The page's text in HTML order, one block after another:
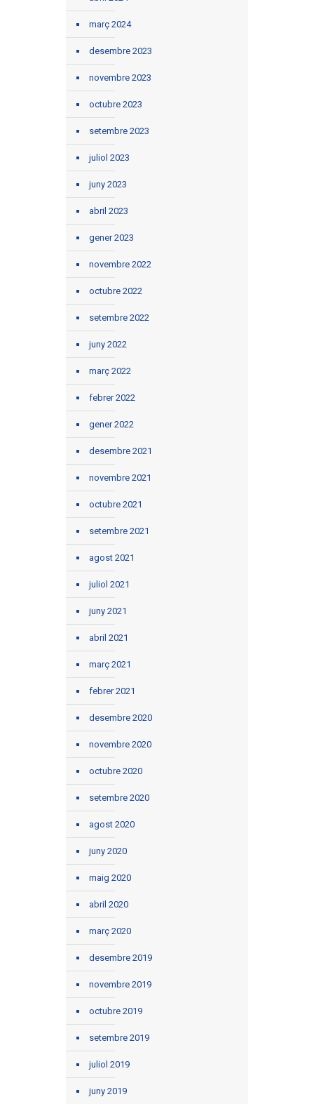
març 2024
desembre 2023
novembre 2023
octubre 2023
setembre 2023
juliol 2023
juny 2023
abril 2023
gener 2023
novembre 2022
octubre 2022
setembre 2022
juny 2022
març 2022
febrer 2022
gener 2022
desembre 2021
novembre 2021
octubre 2021
setembre 2021
agost 2021
juliol 2021
juny 2021
abril 2021
març 2021
febrer 2021
desembre 2020
novembre 2020
octubre 2020
setembre 2020
agost 2020
juny 2020
maig 2020
abril 2020
març 2020
desembre 2019
novembre 2019
octubre 2019
setembre 2019
juliol 2019
juny 2019